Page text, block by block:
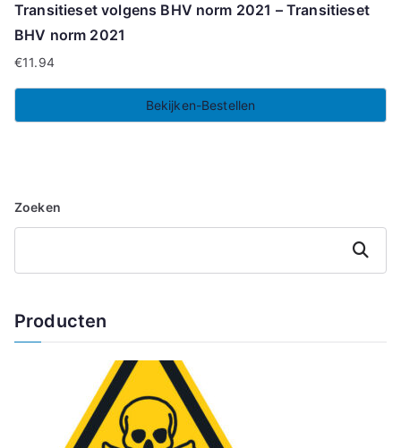
Transitieset volgens BHV norm 2021 – Transitieset
BHV norm 2021
€11.94
Bekijken-Bestellen
Zoeken
Zoeken
Producten